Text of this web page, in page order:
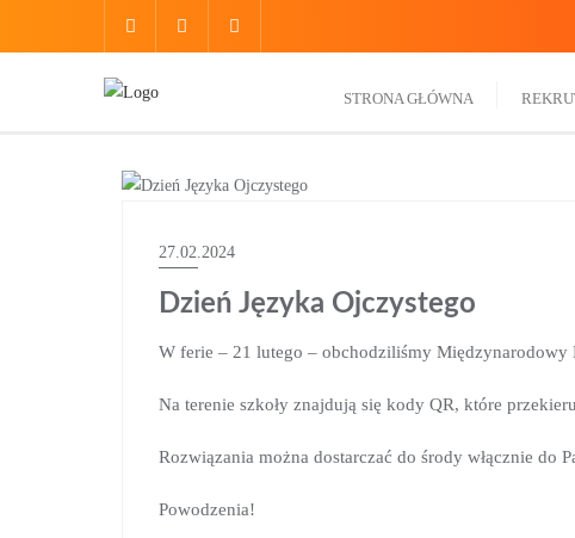
STRONA GŁÓWNA
27.02.2024
Dzień Języka Ojczystego
W ferie – 21 lutego – obchodziliśmy Międzynarodowy
Na terenie szkoły znajdują się kody QR, które
Rozwiązania można dostarczać do środy włącznie
Powodzenia!